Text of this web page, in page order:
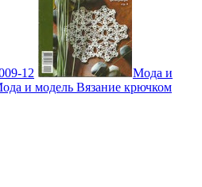
12
Мода и
и модель Вязание крючком